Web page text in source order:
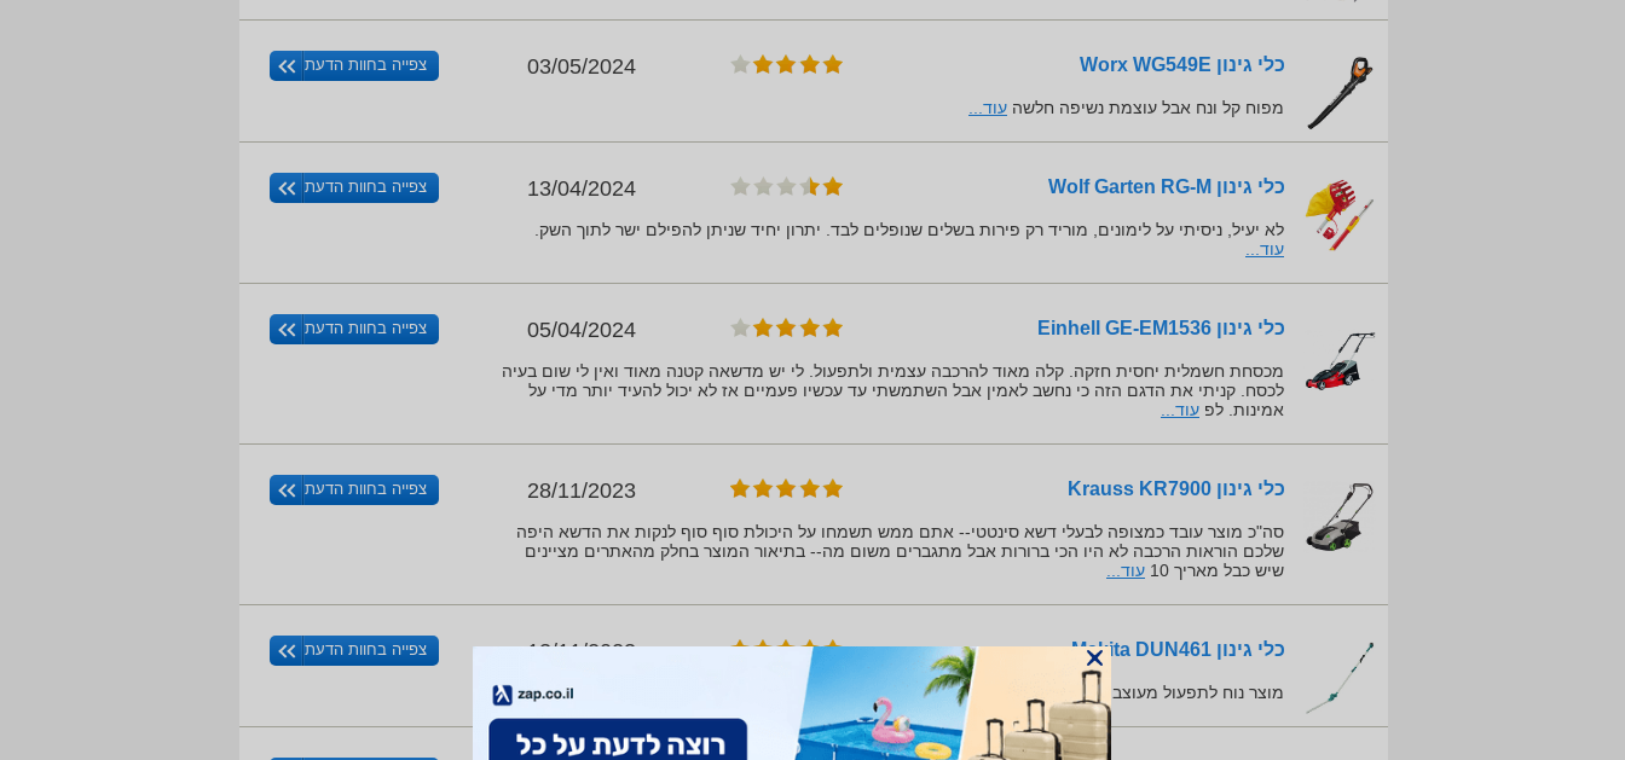
כלי גינון Worx WG549E 03/05/2024 צפייה בחוות הדעת
מפוח קל ונח אבל עוצמת נשיפה חלשה עוד...
כלי גינון Wolf Garten RG-M 13/04/2024 צפייה בחוות הדעת
לא יעיל, ניסיתי על לימונים, מוריד רק פירות בשלים שנופלים לבד. יתרון יחיד שניתן להפילם ישר לתוך השק.
עוד...
כלי גינון Einhell GE-EM1536 05/04/2024 צפייה בחוות הדעת
מכסחת חשמלית יחסית חזקה. קלה מאוד להרכבה עצמית ולתפעול. לי יש מדשאה קטנה מאוד ואין לי שום בעיה
לכסח. קניתי את הדגם הזה כי נחשב לאמין אבל השתמשתי עד עכשיו פעמיים אז לא יכול להעיד יותר מדי על
אמינות. לפ עוד...
כלי גינון Krauss KR7900 28/11/2023 צפייה בחוות הדעת
סה"כ מוצר עובד כמצופה לבעלי דשא סינטטי-- אתם ממש תשמחו על היכולת סוף סוף לנקות את הדשא היפה
שלכם הוראות הרכבה לא היו הכי ברורות אבל מתגברים משום מה-- בתיאור המוצר בחלק מהאתרים מציינים
שיש כבל מאריך 10
עוד...
כלי גינון Makita DUN461 13/11/2023 צפייה בחוות הדעת
מוצר נוח לתפעול מעוצב ונוח לשישמוש עוד...